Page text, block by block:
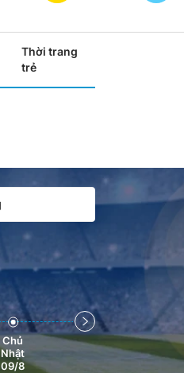
Thời trang
trẻ
Chủ
Nhật
09/8
Thứ hai
10/8